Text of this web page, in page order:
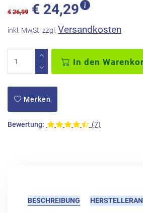
€ 26,99 € 24,29
inkl. MwSt. zzgl. Versandkosten
In den
Merken
Bewertung: (7)
BESCHREIBUNG